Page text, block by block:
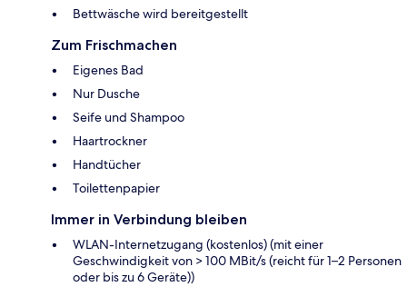
Bettwäsche wird bereitgestellt
Zum Frischmachen
Eigenes Bad
Nur Dusche
Seife und Shampoo
Haartrockner
Handtücher
Toilettenpapier
Immer in Verbindung bleiben
WLAN-Internetzugang (kostenlos) (mit einer
Geschwindigkeit von > 100 MBit/s (reicht für 1–2 Personen
oder bis zu 6 Geräte))